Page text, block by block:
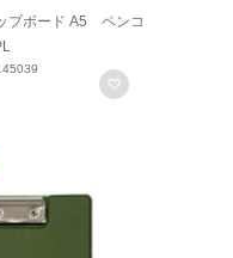
プボード A5 ペンコ